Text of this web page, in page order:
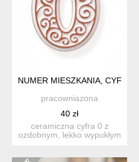
W NIEZAPOMINAJKACH
NUMER MIESZKANIA, CYFRA
pracowniazona
40 zł
ceramiczna cyfra 0 z
ozdobnym, lekko wypukłym